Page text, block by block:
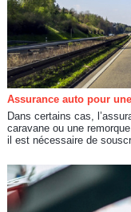
Assurance auto pour
Dans certains cas,
caravane ou une
il est nécessaire de